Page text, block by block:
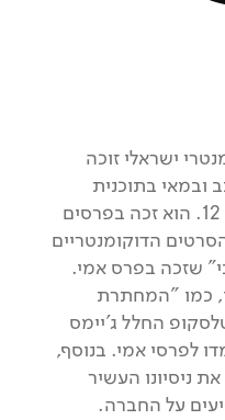
ישראלי זוכה
ובמאי בתוכנית
התחקירים "עובדה" ובחדשות 12. הוא זכה בפרסים
הדוקומנטריים
שזכה בפרס אמי.
כמו "המחתרת
החלל ג'יימס
לפרסי אמי. בנוסף,
ניסיונו העשיר
על החברה.